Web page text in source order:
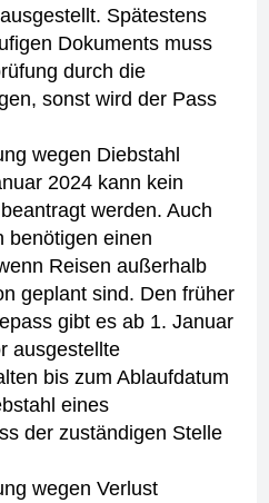
Spätestens
Dokuments muss
durch die
sonst wird der Pass
wegen Diebstahl
2024 kann kein
werden. Auch
benötigen einen
Reisen außerhalb
geplant sind. Den früher
gibt es ab 1. Januar
ausgestellte
bis zum Ablaufdatum
eines
der zuständigen Stelle
wegen Verlust